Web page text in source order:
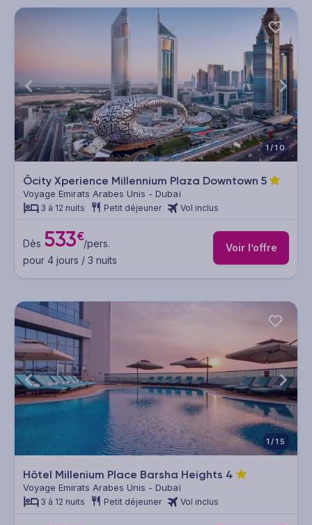
1/10
Ôcity Xperience Millennium Plaza Downtown 5
Voyage Emirats Arabes Unis - Dubaï
3 à 12 nuits Petit déjeuner Vol inclus
Dès 533€/pers.
pour 4 jours / 3 nuits
Voir l’offre
1/15
Hôtel Millenium Place Barsha Heights 4
Voyage Emirats Arabes Unis - Dubaï
3 à 12 nuits Petit déjeuner Vol inclus